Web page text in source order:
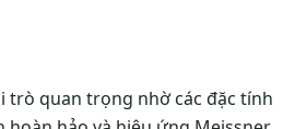
trò quan trọng nhờ các đặc tính